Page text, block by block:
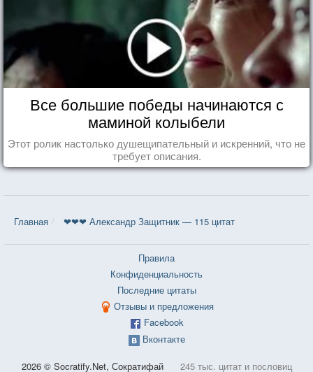
Все большие победы начинаются с
маминой колыбели
Этот ролик настолько душещипательный и искренний, что не
требует описания.
Главная ❤❤❤ Александр Защитник — 115 цитат
Правила
Конфиденциальность
Последние цитаты
Отзывы и предложения
Facebook
Вконтакте
2026 © Socratify.Net, Сократифай 245 тыс. цитат и пословиц